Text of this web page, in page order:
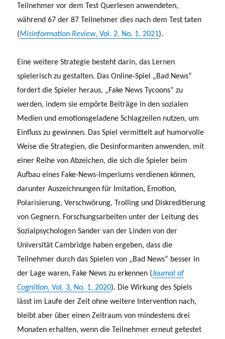
Teilnehmer vor dem Test Querlesen anwendeten,
während 67 der 87 Teilnehmer dies nach dem Test taten
(Misinformation Review, Vol. 2, No. 1, 2021).
Eine weitere Strategie besteht darin, das Lernen
spielerisch zu gestalten. Das Online-Spiel „Bad News“
fordert die Spieler heraus, „Fake News Tycoons“ zu
werden, indem sie empörte Beiträge in den sozialen
Medien und emotionsgeladene Schlagzeilen nutzen, um
Einfluss zu gewinnen. Das Spiel vermittelt auf humorvolle
Weise die Strategien, die Desinformanten anwenden, mit
einer Reihe von Abzeichen, die sich die Spieler beim
Aufbau eines Fake-News-Imperiums verdienen können,
darunter Auszeichnungen für Imitation, Emotion,
Polarisierung, Verschwörung, Trolling und Diskreditierung
von Gegnern. Forschungsarbeiten unter der Leitung des
Sozialpsychologen Sander van der Linden von der
Universität Cambridge haben ergeben, dass die
Teilnehmer durch das Spielen von „Bad News“ besser in
der Lage waren, Fake News zu erkennen (Journal of
Cognition, Vol. 3, No. 1, 2020). Die Wirkung des Spiels
lässt im Laufe der Zeit ohne weitere Intervention nach,
bleibt aber über einen Zeitraum von mindestens drei
Monaten erhalten, wenn die Teilnehmer erneut getestet